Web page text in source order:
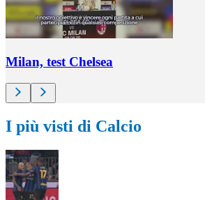
Milan, test Chelsea
I più visti di Calcio